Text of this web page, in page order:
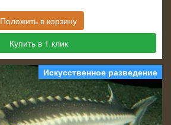
Положить в корзину
Купить в 1 клик
Искусственное разведение